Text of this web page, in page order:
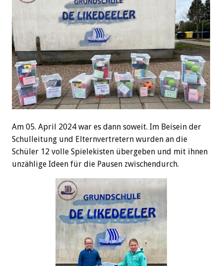
Am 05. April 2024 war es dann soweit. Im Beisein der
Schulleitung und Elternvertretern wurden an die
Schüler 12 volle Spielekisten übergeben und mit ihnen
unzählige Ideen für die Pausen zwischendurch.